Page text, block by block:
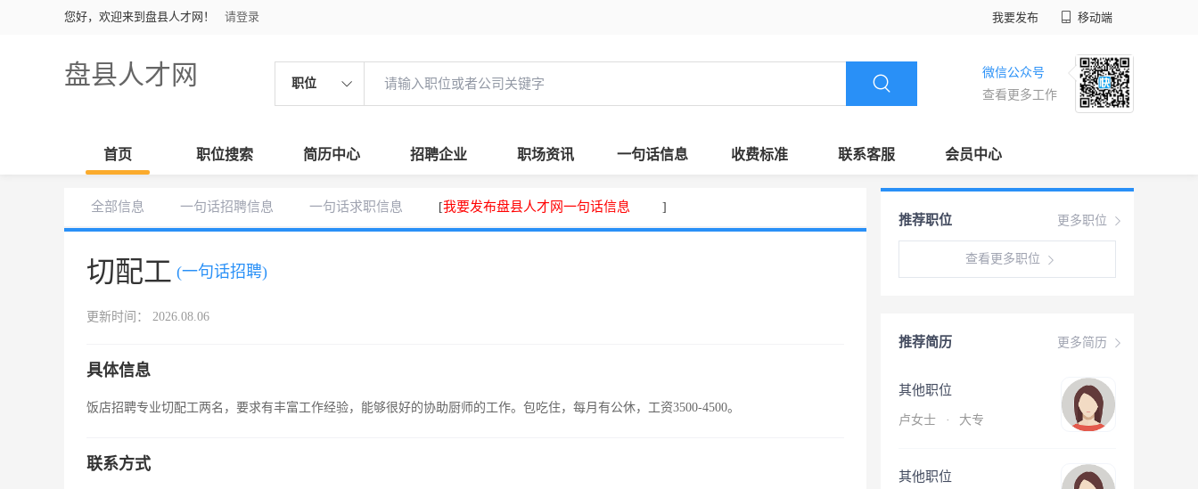
您好，欢迎来到盘县人才网！ 请登录 我要发布 移动端
盘县人才网 职位
微信公众号
查看更多工作
首页 职位搜索 简历中心 招聘企业 职场资讯 一句话信息 收费标准 联系客服 会员中心
全部信息 一句话招聘信息 一句话求职信息 [我要发布盘县人才网一句话信息 ]
切配工 (一句话招聘)
更新时间： 2026.08.06
具体信息
饭店招聘专业切配工两名，要求有丰富工作经验，能够很好的协助厨师的工作。包吃住，每月有公休，工资3500-4500。
联系方式
更多职位
推荐职位
查看更多职位
更多简历
推荐简历
其他职位
卢女士 · 大专
其他职位